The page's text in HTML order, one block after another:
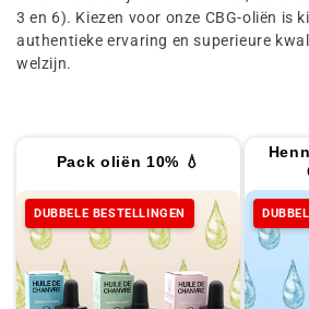
t
i
e
3 en 6). Kiezen voor onze CBG-oliën is
authentieke ervaring en superieure
welzijn.
Pack oliën 10% 💧
DUBBELE BESTELLINGEN